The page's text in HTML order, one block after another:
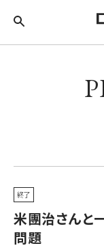
終了
米團治さんと
問題